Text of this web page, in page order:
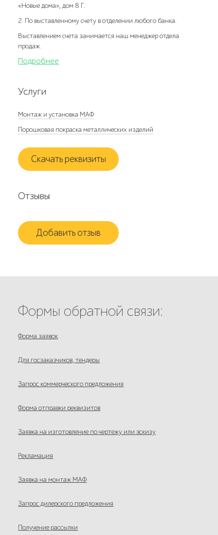
«Новые дома», дом 8 Г.
2. По выставленному счету в отделении любого банка.
Выставлением счета занимается наш менеджер отдела
продаж.
Подробнее
Услуги
Монтаж и установка МАФ
Порошковая покраска металлических изделий
Скачать реквизиты
Отзывы
Добавить отзыв
Формы обратной связи:
Форма заявок
Для госзаказчиков, тендеры
Запрос коммерческого предложения
Форма отправки реквизитов
Заявка на изготовление по чертежу или эскизу
Рекламация
Заявка на монтаж МАФ
Запрос дилерского предложения
Получение рассылки